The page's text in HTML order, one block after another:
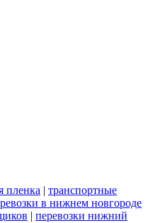
пленка | транспортные
в нижнем новгороде
| перевозки нижний